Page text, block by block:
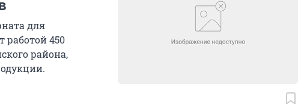
для
работой 450
района,